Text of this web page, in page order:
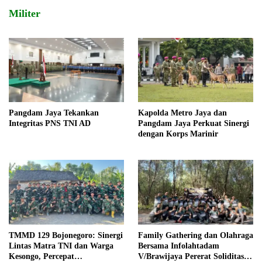
Militer
Pangdam Jaya Tekankan
Integritas PNS TNI AD
Kapolda Metro Jaya dan
Pangdam Jaya Perkuat Sinergi
dengan Korps Marinir
TMMD 129 Bojonegoro: Sinergi
Lintas Matra TNI dan Warga
Kesongo, Percepat
Family Gathering dan Olahraga
Bersama Infolahtadam
V/Brawijaya Pererat Soliditas